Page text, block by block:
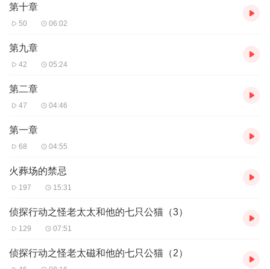
第十章
50 06:02
第九章
42 05:24
第二章
47 04:46
第一章
68 04:55
火葬场的禁忌
197 15:31
侦探行动之怪老太太和他的七只公猫（3）
129 07:51
侦探行动之怪老太磁和他的七只公猫（2）